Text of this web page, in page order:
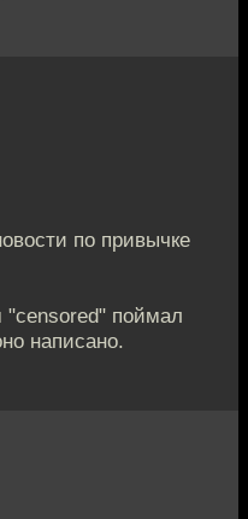
по привычке
"censored" поймал
написано.